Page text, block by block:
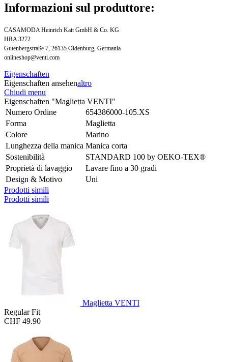
Informazioni sul produttore:
CASAMODA Heinrich Katt GmbH & Co. KG
HRA 3272
Gutenbergstraße 7, 26135 Oldenburg, Germania
onlineshop@venti.com
Eigenschaften
Eigenschaften ansehenaltro
Chiudi menu
Eigenschaften "Maglietta VENTI"
Numero Ordine
654386000-105.XS
Forma
Maglietta
Colore
Marino
Lunghezza della manica Manica corta
Sostenibilità
STANDARD 100 by OEKO-TEX®
Proprietà di lavaggio
Lavare fino a 30 gradi
Design & Motivo
Uni
Prodotti simili
Prodotti simili
Maglietta VENTI
Regular Fit
CHF 49.90